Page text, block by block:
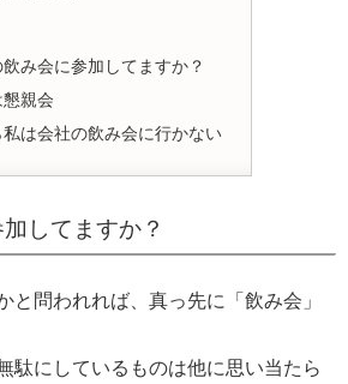
み会に参加してますか？
懇親会
私は会社の飲み会に行かない
してますか？
と問われれば、真っ先に「飲み会」
駄にしているものは他に思い当たら